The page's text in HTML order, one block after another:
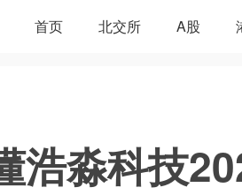
首页 北交所 A股
浩淼科技